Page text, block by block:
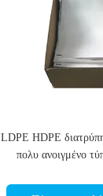
LDPE HDPE
πολυ ανοιγμένο